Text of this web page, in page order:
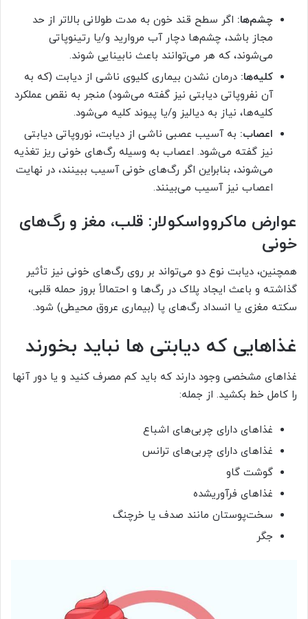
چشم‌ها: اگر سطح قند خون به مدت طولانی بالاتر از حد
مجاز باشد، چشم‌ها دچار آب مروارید و/یا رتینوپاتی
می‌شوند، که هر می‌توانند باعث نابینایی شوند.
کلیه‌ها: درمان نشدن بیماری کلیوی ناشی از دیابت (که به
آن نفروپاتی دیابتی نیز گفته می‌شود) منجر به نقص عملکرد
کلیه‌ها، نیاز به دیالیز و/یا پیوند کلیه می‌شود.
اعصاب: به آسیب عصبی ناشی از دیابت، نوروپاتی دیابتی
نیز گفته می‌شود. اعصاب به وسیله رگ‌های خونی ریز تغذیه
می‌شوند، بنابراین اگر رگ‌های خونی آسیب ببینند، در نهایت
اعصاب نیز آسیب می‌بینند.
عوارض ماکروواسکولار: قلب، مغز و رگ‌های
خونی
همچنین، دیابت نوع دو می‌تواند بر روی رگ‌های خونی نیز تأثیر
گذاشته و باعث ایجاد پلاک در رگ‌ها و احتمالاً بروز حمله قلبی،
سکته مغزی یا انسداد رگ‌های پا (بیماری عروق محیطی) شود.
غذاهایی که دیابتی ها نباید بخورند
غذاهای مشخصی وجود دارند که باید کم مصرف کنید و یا دور آنها
را کامل خط بکشید. از جمله:
غذاهای دارای چربی‌های اشباع‌
غذاهای دارای چربی‌های ترانس
گوشت گاو
غذاهای فرآوریشده
سخت‌پوستان مانند صدف یا خرچنگ
جگر